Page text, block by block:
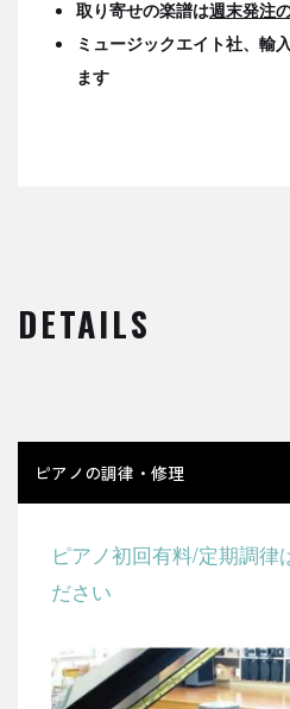
取り寄せの楽譜は週末発注
ミュージックエイト社、輸
ます
DETAILS
ピアノの調律・修理
ピアノ初回有料/定期調律
ださい